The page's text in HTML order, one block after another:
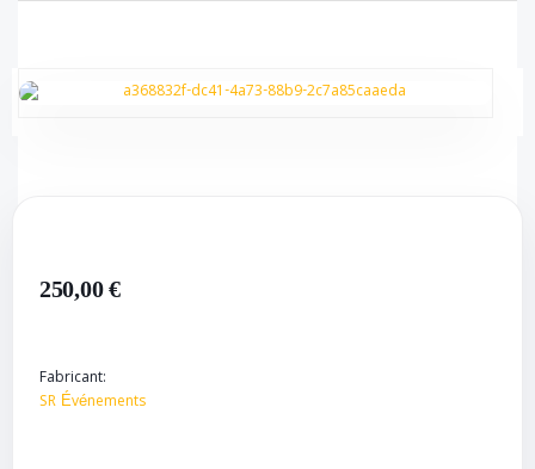
250,00 €
Fabricant:
SR Événements